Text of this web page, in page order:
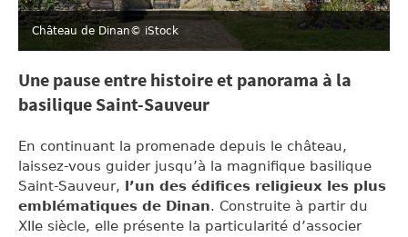
Château de Dinan© iStock
Une pause entre histoire et panorama à la
basilique Saint-Sauveur
En continuant la promenade depuis le château,
laissez-vous guider jusqu’à la magnifique basilique
Saint-Sauveur,
l’un des édifices religieux les plus
emblématiques de Dinan. Construite à partir du
XIIe siècle, elle présente la particularité d’associer